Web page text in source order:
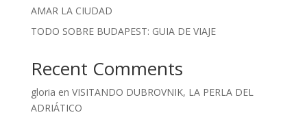
AMAR LA CIUDAD
TODO SOBRE BUDAPEST: GUIA DE VIAJE
Recent Comments
gloria en VISITANDO DUBROVNIK, LA PERLA DEL
ADRIÁTICO